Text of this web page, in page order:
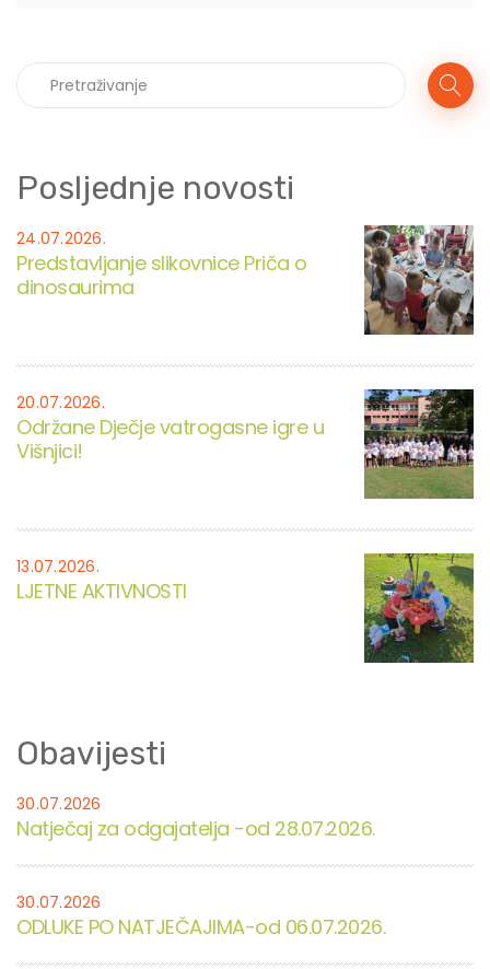
Posljednje novosti
24.07.2026.
Predstavljanje slikovnice Priča o
dinosaurima
20.07.2026.
Održane Dječje vatrogasne igre u
Višnjici!
13.07.2026.
LJETNE AKTIVNOSTI
Obavijesti
30.07.2026
Natječaj za odgajatelja -od 28.07.2026.
30.07.2026
ODLUKE PO NATJEČAJIMA-od 06.07.2026.